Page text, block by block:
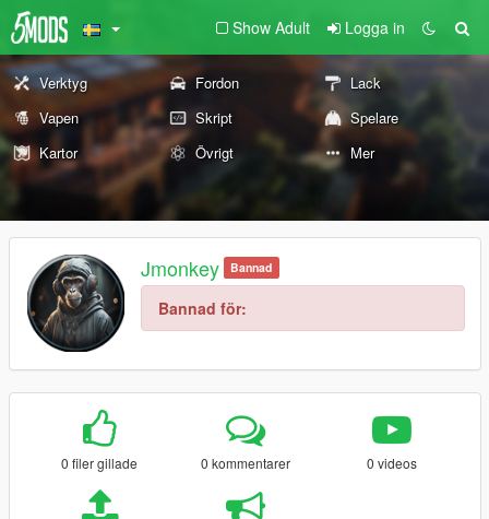
Show Adult Logga in
Verktyg Fordon
Lack
Vapen
Skript
Spelare
Kartor
Övrigt Mer
Jmonkey Bannad
Bannad för:
0 filer gillade 0 kommentarer 0 videos